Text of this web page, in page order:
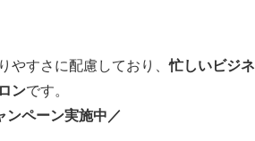
やすさに配慮しており、忙しいビジネ
ンです。
ンペーン実施中／